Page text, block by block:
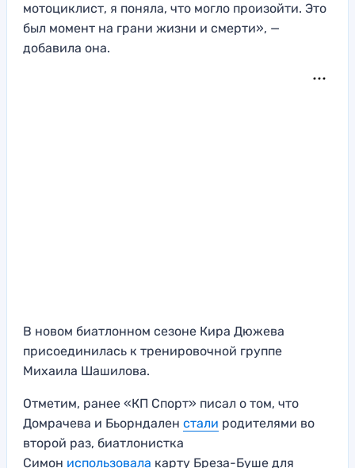
мотоциклист, я поняла, что могло произойти. Это
был момент на грани жизни и смерти», —
добавила она.
В новом биатлонном сезоне Кира Дюжева
присоединилась к тренировочной группе
Михаила Шашилова.
Отметим, ранее «КП Спорт» писал о том, что
Домрачева и Бьорндален стали родителями во
второй раз, биатлонистка
Симон использовала карту Бреза-Буше для